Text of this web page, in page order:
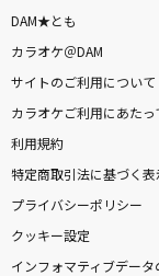
DAM★とも
カラオケ＠DAM
サイトのご利用について
カラオケご利用にあたっ
利用規約
特定商取引法に基づく表
プライバシーポリシー
クッキー設定
インフォマティブデータ